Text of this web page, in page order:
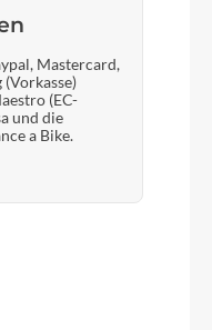
Mastercard,
(EC-
und die
a Bike.